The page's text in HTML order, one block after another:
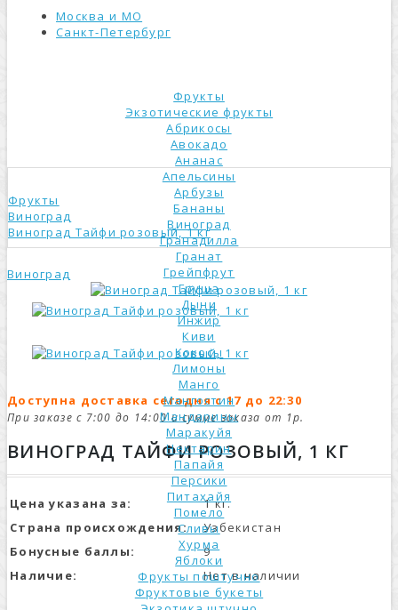
Москва и МО
Санкт-Петербург
Фрукты
Экзотические фрукты
Абрикосы
Авокадо
Ананас
Апельсины
Арбузы
Бананы
Виноград
Гранадилла
Гранат
Грейпфрут
Груша
Дыни
Инжир
Киви
Кокосы
Лимоны
Манго
Мангостин
Мандарины
Маракуйя
Нектарин
Папайя
Персики
Питахайя
Помело
Сливы
Хурма
Яблоки
Фрукты поштучно
Фруктовые букеты
Фрукты
Виноград
Виноград Тайфи розовый, 1 кг
Виноград
Доступна доставка сегодня с 17 до 22:30
При заказе с 7:00 до 14:00 и сумме заказа от 1р.
ВИНОГРАД ТАЙФИ РОЗОВЫЙ, 1 КГ
Цена указана за:
1 кг.
Страна происхождения:
Узбекистан
Бонусные баллы:
9
Наличие:
Нет в наличии